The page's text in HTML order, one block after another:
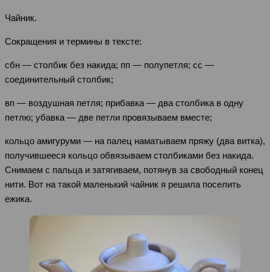
Чайник.
Сокращения и термины в тексте:
сбн — столбик без накида; пп — полупетля; сс —
соединительный столбик;
вп — воздушная петля; прибавка — два столбика в одну
петлю; убавка — две петли провязываем вместе;
кольцо амигуруми — на палец наматываем пряжу (два витка),
получившееся кольцо обвязываем столбиками без накида.
Снимаем с пальца и затягиваем, потянув за свободный конец
нити. Вот на такой маленький чайник я решила поселить
ежика.